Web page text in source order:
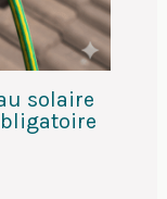
solaire